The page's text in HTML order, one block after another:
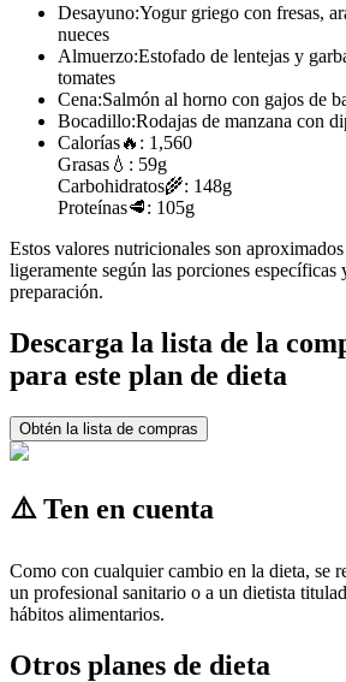
Desayuno:Yogur griego con fresas,
nueces
Almuerzo:Estofado de lentejas y
tomates
Cena:Salmón al horno con gajos de
Bocadillo:Rodajas de manzana con
Calorías🔥: 1,560
Grasas 💧: 59g
Carbohidratos🌾: 148g
Proteínas🥩: 105g
Estos valores nutricionales son
ligeramente según las porciones específicas
preparación.
Descarga la lista de la
para este plan de dieta
Obtén la lista de compras
⚠️ Ten en cuenta
Como con cualquier cambio en la dieta, se
un profesional sanitario o a un dietista
hábitos alimentarios.
Otros planes de dieta